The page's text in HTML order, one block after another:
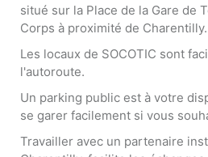
situé sur la Place de la Gare de
Corps à proximité de Charentilly.
Les locaux de SOCOTIC sont
l'autoroute.
Un parking public est à votre
se garer facilement si vous
Travailler avec un partenaire